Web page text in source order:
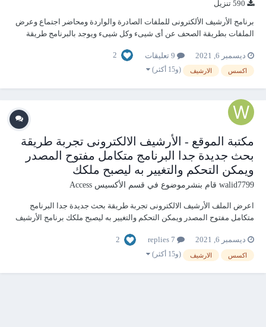
برنامج الأرشيف الألكترونى للملفات الصادرة والواردة ومحاضر اجتماع وعرض
الملفات بطريقة الصحف عن أى شيىء وكل شيىء ويوجد بالبرنامج طريقة
الأفاضل التكرم بالتجربة والاطلاع والتقييم والتحسين أن أمكن الاستاذة
الأفاضل البرنامج يشمل أعم...
ديسمبر 6, 2021 2
اكسس الارشيف (و15 أكثر)
مكتبة الموقع - الأرشيف الالكترونى تجربة طريقة
بحث جديدة جدا البرنامج متكامل مفتوح المصدر
ويمكن التحكم والتغيير به ليصبح ملكك
walid7799 قام بنشرموضوع في قسم الأكسيس Access
اعرض الملف الأرشيف الالكترونى تجربة طريقة بحث جديدة جدا البرنامج
متكامل مفتوح المصدر ويمكن التحكم والتغيير به ليصبح ملكك برنامج الأرشيف
الصحف عن أى شيىء وكل شيىء ويوجد بالبرنامج طريقة جديدة لعرض الم...
ديسمبر 6, 2021 2
اكسس الارشيف (و15 أكثر)